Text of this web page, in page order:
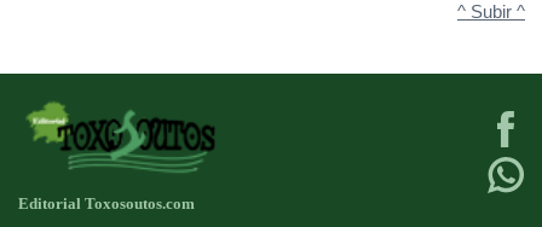
^ Subir ^
Editorial Toxosoutos.com